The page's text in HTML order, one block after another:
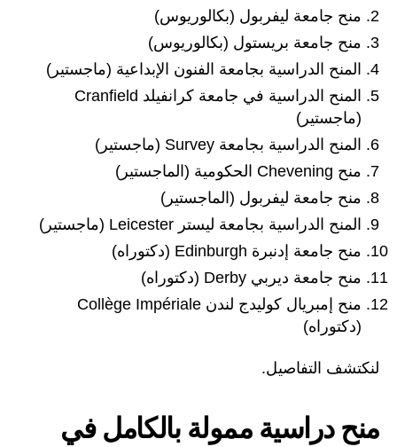
منح جامعة ليفربول (بكالوريوس)
منح جامعة بريستول (بكالوريوس)
المنح الدراسية بجامعة الفنون الإبداعية (ماجستير)
المنح الدراسية في جامعة كرانفيلد Cranfield
(ماجستير)
المنح الدراسية بجامعة Survey (ماجستير)
منح Chevening الحكومية (الماجستير)
منح جامعة ليفربول (الماجستير)
المنح الدراسية بجامعة ليستر Leicester (ماجستير)
منح جامعة إدنبرة Edinburgh (دكتوراه)
منح جامعة ديربي Derby (دكتوراه)
منح إمبريال كوليدج لندن Collège Impériale
(دكتوراه)
لنكتشف التفاصيل.
منح دراسية ممولة بالكامل في